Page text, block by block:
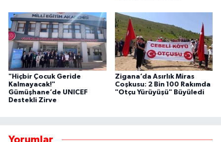
"Hiçbir Çocuk Geride
Kalmayacak!"
Gümüşhane’de UNICEF
Destekli Zirve
Zigana’da Asırlık Miras
Coşkusu: 2 Bin 100 Rakımda
"Otçu Yürüyüşü" Büyüledi
Yorumlar